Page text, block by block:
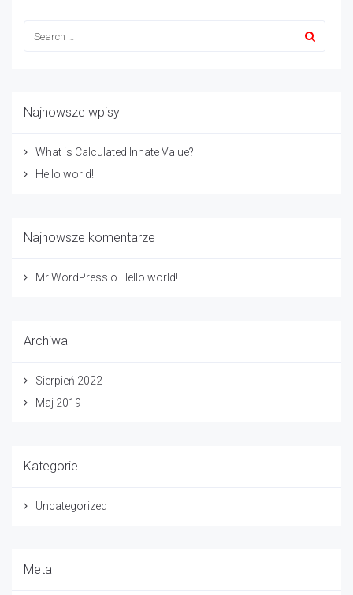
Najnowsze wpisy
What is Calculated Innate Value?
Hello world!
Najnowsze komentarze
Mr WordPress o Hello world!
Archiwa
Sierpień 2022
Maj 2019
Kategorie
Uncategorized
Meta